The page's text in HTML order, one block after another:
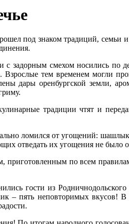
под знаком традиций,
с задорным смехом носились
Взрослые тем временем могли
дары оренбургской земли,
традиции чтят и
ломился от угощений:
отведать их угощения не было
по всем
гости из
– пять неповторимых